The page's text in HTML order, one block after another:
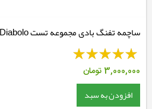
ساچمه تفنگ بادی مجموعه تست JSB Match Diabolo
3,000,000تومان
افزودن به سبد